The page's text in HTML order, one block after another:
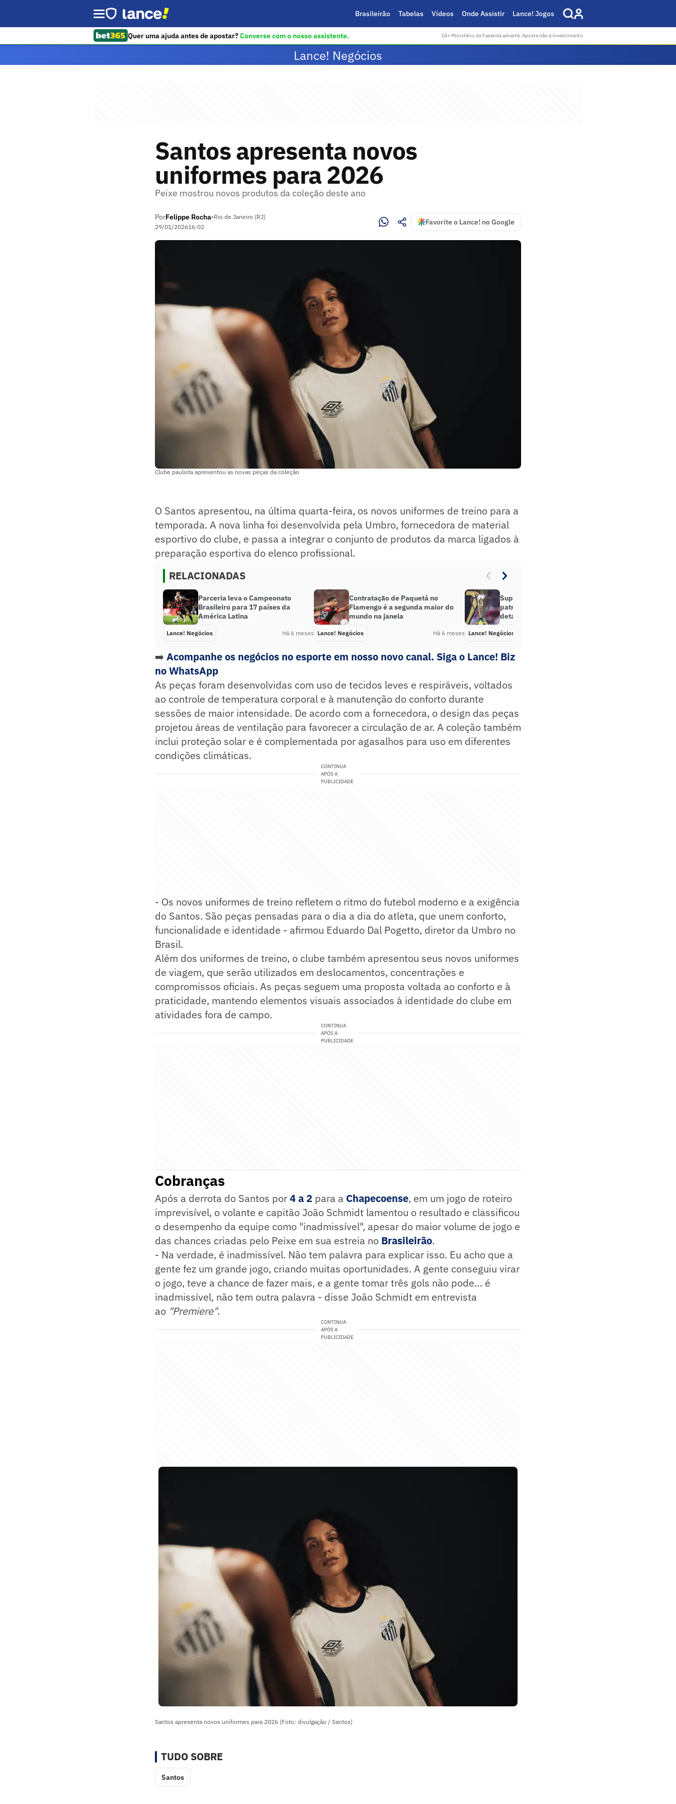
Brasileirão Tabelas Vídeos Onde Assistir Lance! Jogos
Quer uma ajuda antes de apostar?Converse com o nosso assistente. 18+ Ministério da Fazenda adverte: Aposta não é investimento
Lance! Negócios
Santos apresenta novos
uniformes para 2026
Peixe mostrou novos produtos da coleção deste ano
PorFelippe Rocha•Rio de Janeiro (RJ)
29/01/202616:02
Favorite o Lance! no Google
Clube paulista apresentou as novas peças da coleção
O Santos apresentou, na última quarta-feira, os novos uniformes de treino para a
temporada. A nova linha foi desenvolvida pela Umbro, fornecedora de material
esportivo do clube, e passa a integrar o conjunto de produtos da marca ligados à
preparação esportiva do elenco profissional.
RELACIONADAS
Parceria leva o Campeonato
Brasileiro para 17 países da
América Latina
Lance! Negócios Há 6 meses
Contratação de Paquetá no
Flamengo é a segunda maior do
mundo na janela
Lance! Negócios Há 6 meses
Supercopa Rei terá bet como
patrocinadora máster; veja
detalhes
Lance! Negócios
➡️ Acompanhe os negócios no esporte em nosso novo canal. Siga o Lance! Biz
no WhatsApp
As peças foram desenvolvidas com uso de tecidos leves e respiráveis, voltados
ao controle de temperatura corporal e à manutenção do conforto durante
sessões de maior intensidade. De acordo com a fornecedora, o design das peças
projetou áreas de ventilação para favorecer a circulação de ar. A coleção também
inclui proteção solar e é complementada por agasalhos para uso em diferentes
condições climáticas.
CONTINUA
APÓS A
PUBLICIDADE
- Os novos uniformes de treino refletem o ritmo do futebol moderno e a exigência
do Santos. São peças pensadas para o dia a dia do atleta, que unem conforto,
funcionalidade e identidade - afirmou Eduardo Dal Pogetto, diretor da Umbro no
Brasil.
Além dos uniformes de treino, o clube também apresentou seus novos uniformes
de viagem, que serão utilizados em deslocamentos, concentrações e
compromissos oficiais. As peças seguem uma proposta voltada ao conforto e à
praticidade, mantendo elementos visuais associados à identidade do clube em
atividades fora de campo.
CONTINUA
APÓS A
PUBLICIDADE
Cobranças
Após a derrota do Santos por4 a 2 para a Chapecoense, em um jogo de roteiro
imprevisível, o volante e capitão João Schmidt lamentou o resultado e classificou
o desempenho da equipe como "inadmissível", apesar do maior volume de jogo e
das chances criadas pelo Peixe em sua estreia no Brasileirão.
- Na verdade, é inadmissível. Não tem palavra para explicar isso. Eu acho que a
gente fez um grande jogo, criando muitas oportunidades. A gente conseguiu virar
o jogo, teve a chance de fazer mais, e a gente tomar três gols não pode… é
inadmissível, não tem outra palavra - disse João Schmidt em entrevista
ao "Premiere".
CONTINUA
APÓS A
PUBLICIDADE
Santos apresenta novos uniformes para 2026 (Foto: divulgação / Santos)
TUDO SOBRE
Santos